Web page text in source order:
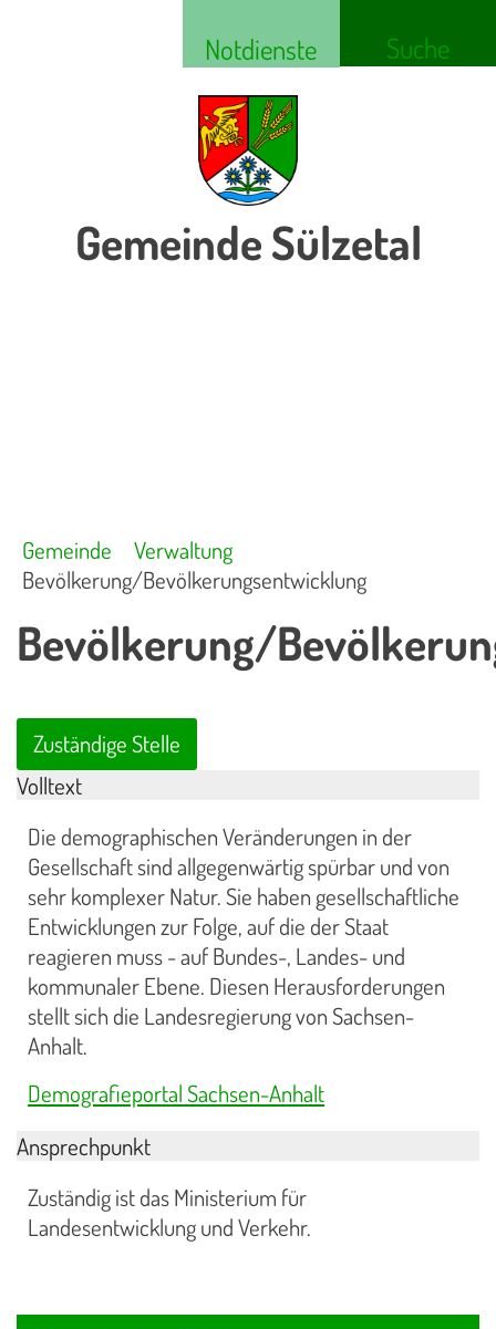
Notdienste Suche
Gemeinde Sülzetal
Gemeinde
Verwaltung
Bevölkerung/Bevölkerungsentwicklung
Bevölkerung/
Zuständige Stelle
Volltext
Die demographischen Veränderungen in der
Gesellschaft sind allgegenwärtig spürbar und von
sehr komplexer Natur. Sie haben gesellschaftliche
Entwicklungen zur Folge, auf die der Staat
reagieren muss - auf Bundes-, Landes- und
kommunaler Ebene. Diesen Herausforderungen
stellt sich die Landesregierung von Sachsen-
Anhalt.
Demografieportal Sachsen-Anhalt
Ansprechpunkt
Zuständig ist das Ministerium für
Landesentwicklung und Verkehr.